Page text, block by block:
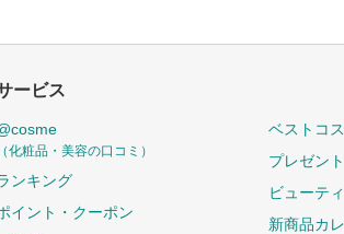
ービス
（化粧品・美容の口コミ）
ンキング
イント・クーポン
ベストコ
プレゼント
ビューテ
新商品カ